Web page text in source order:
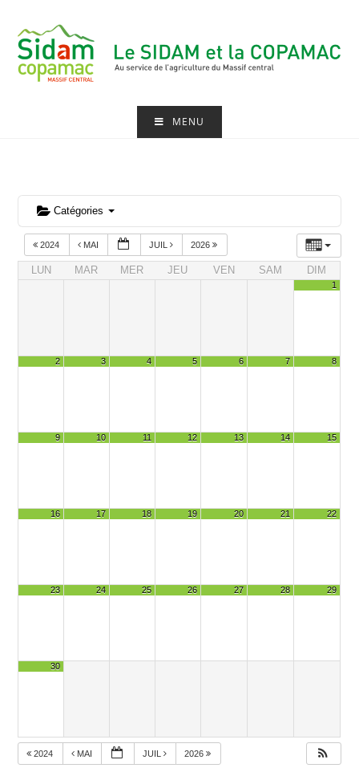
content
MENU
Catégories
2024 MAI JUIL 2026
LUN MAR MER JEU VEN SAM DIM
1
2 3 4 5 6 7 8
9 10 11 12 13 14 15
16 17 18 19 20 21 22
23 24 25 26 27 28 29
30
2024 MAI JUIL 2026